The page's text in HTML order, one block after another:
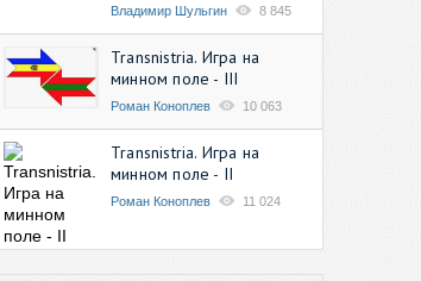
Владимир Шульгин 8 845
Transnistria. Игра на
минном поле - III
Роман Коноплев 10 063
Transnistria. Игра на
минном поле - II
Роман Коноплев 11 024